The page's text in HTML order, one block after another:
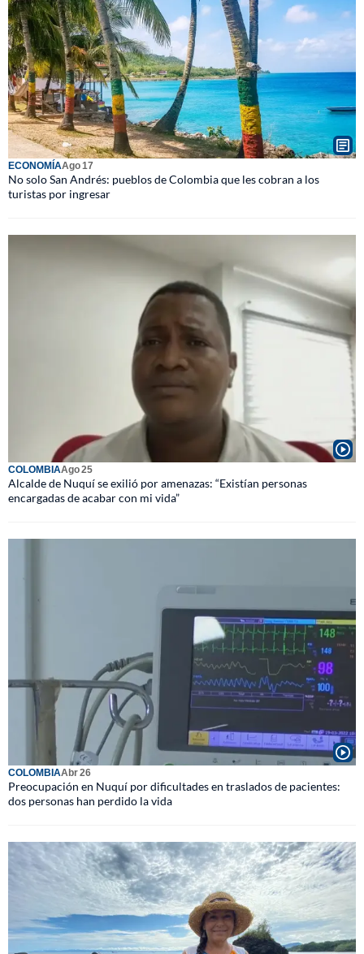
ECONOMÍAAgo 17
No solo San Andrés: pueblos de Colombia que les cobran a los
turistas por ingresar
COLOMBIAAgo 25
Alcalde de Nuquí se exilió por amenazas: “Existían personas
encargadas de acabar con mi vida”
COLOMBIAAbr 26
Preocupación en Nuquí por dificultades en traslados de pacientes:
dos personas han perdido la vida